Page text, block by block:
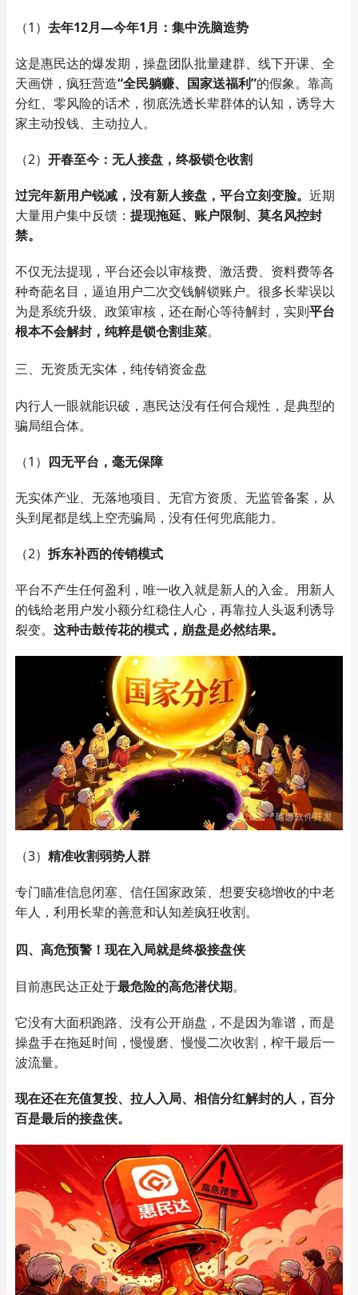
（1） 去年12月—今年1月：集中洗脑造势
这是惠民达的爆发期，操盘团队批量建群、线下开课、全
天画饼，疯狂营造“全民躺赚、国家送福利”的假象。靠高
分红、零风险的话术，彻底洗透长辈群体的认知，诱导大
家主动投钱、主动拉人。
（2） 开春至今：无人接盘，终极锁仓收割
过完年新用户锐减，没有新人接盘，平台立刻变脸。 近期
大量用户集中反馈： 提现拖延、账户限制、莫名风控封
禁。
不仅无法提现，平台还会以审核费、激活费、资料费等各
种奇葩名目，逼迫用户二次交钱解锁账户。很多长辈误以
为是系统升级、政策审核，还在耐心等待解封，实则平台
根本不会解封，纯粹是锁仓割韭菜。
三、无资质无实体，纯传销资金盘
内行人一眼就能识破，惠民达没有任何合规性，是典型的
骗局组合体。
（1） 四无平台，毫无保障
无实体产业、无落地项目、无官方资质、无监管备案，从
头到尾都是线上空壳骗局，没有任何兜底能力。
（2） 拆东补西的传销模式
平台不产生任何盈利，唯一收入就是新人的入金。用新人
的钱给老用户发小额分红稳住人心，再靠拉人头返利诱导
裂变。 这种击鼓传花的模式，崩盘是必然结果。
（3） 精准收割弱势人群
专门瞄准信息闭塞、信任国家政策、想要安稳增收的中老
年人，利用长辈的善意和认知差疯狂收割。
四、高危预警！现在入局就是终极接盘侠
目前惠民达正处于最危险的高危潜伏期。
它没有大面积跑路、没有公开崩盘，不是因为靠谱，而是
操盘手在拖延时间，慢慢磨、慢慢二次收割，榨干最后一
波流量。
现在还在充值复投、拉人入局、相信分红解封的人，百分
百是最后的接盘侠。